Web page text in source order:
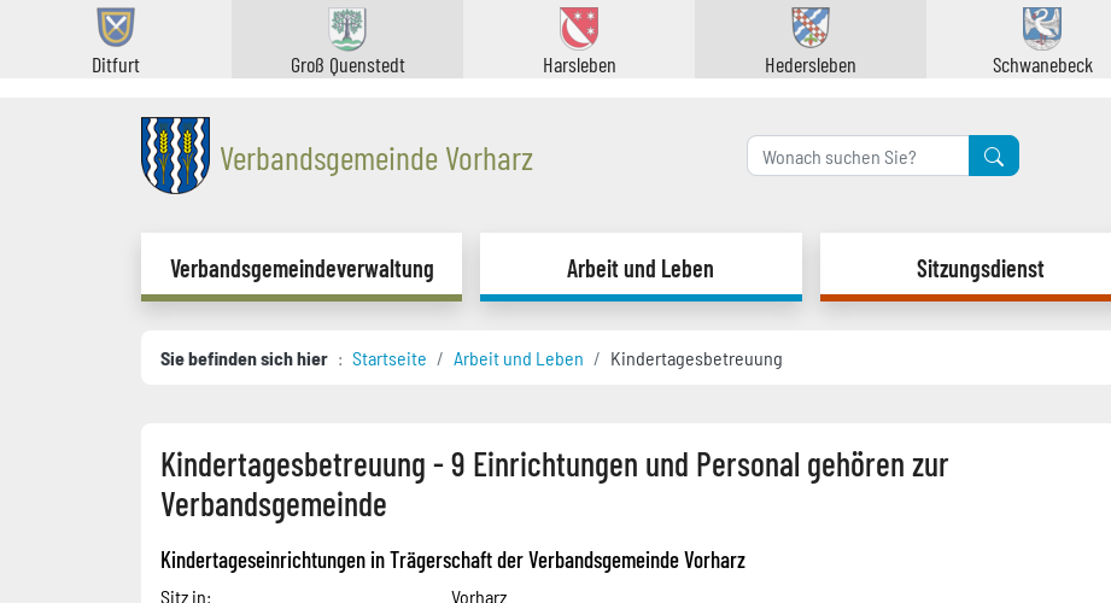
Ditfurt Groß Quenstedt Harsleben Hedersleben Schwanebeck
Verbandsgemeinde Vorharz
Verbandsgemeindeverwaltung Arbeit und Leben Sitzungsdienst
Sie befinden sich hier Startseite Arbeit und Leben Kindertagesbetreuung
Kindertagesbetreuung - 9 Einrichtungen und Personal gehören zur
Verbandsgemeinde
Kindertageseinrichtungen in Trägerschaft der Verbandsgemeinde Vorharz
Sitz in: Vorharz